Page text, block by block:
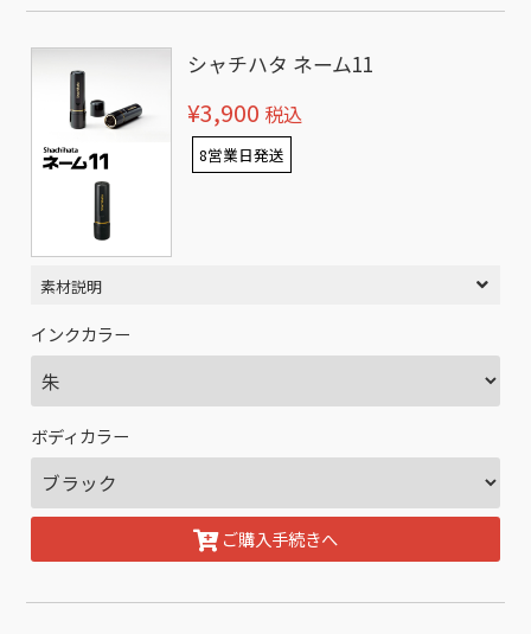
シャチハタ ネーム11
¥3,900 税込
8営業日発送
素材説明
インクカラー
ボディカラー
ご購入手続きへ